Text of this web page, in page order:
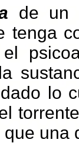
de un
tenga
lo
que una